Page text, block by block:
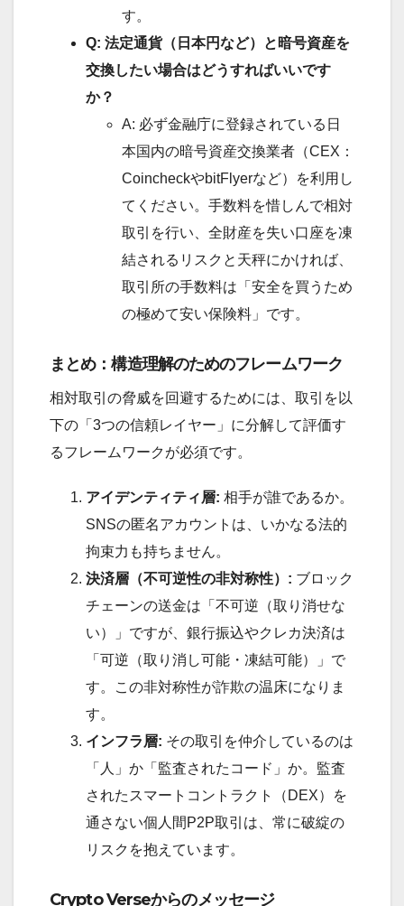
す。
Q: 法定通貨（日本円など）と暗号資産を
交換したい場合はどうすればいいです
か？
A: 必ず金融庁に登録されている日
本国内の暗号資産交換業者（CEX：
CoincheckやbitFlyerなど）を利用し
てください。手数料を惜しんで相対
取引を行い、全財産を失い口座を凍
結されるリスクと天秤にかければ、
取引所の手数料は「安全を買うため
の極めて安い保険料」です。
まとめ：構造理解のためのフレームワーク
相対取引の脅威を回避するためには、取引を以
下の「3つの信頼レイヤー」に分解して評価す
るフレームワークが必須です。
アイデンティティ層: 相手が誰であるか。
SNSの匿名アカウントは、いかなる法的
拘束力も持ちません。
決済層（不可逆性の非対称性）: ブロック
チェーンの送金は「不可逆（取り消せな
い）」ですが、銀行振込やクレカ決済は
「可逆（取り消し可能・凍結可能）」で
す。この非対称性が詐欺の温床になりま
す。
インフラ層: その取引を仲介しているのは
「人」か「監査されたコード」か。監査
されたスマートコントラクト（DEX）を
通さない個人間P2P取引は、常に破綻の
リスクを抱えています。
Crypto Verseからのメッセージ